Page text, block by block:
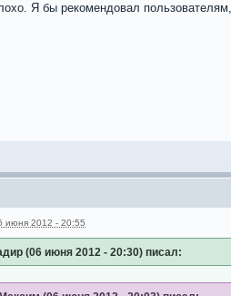
Я бы рекомендовал
июня 2012 - 20:55
(06 июня 2012 - 20:30) писал: